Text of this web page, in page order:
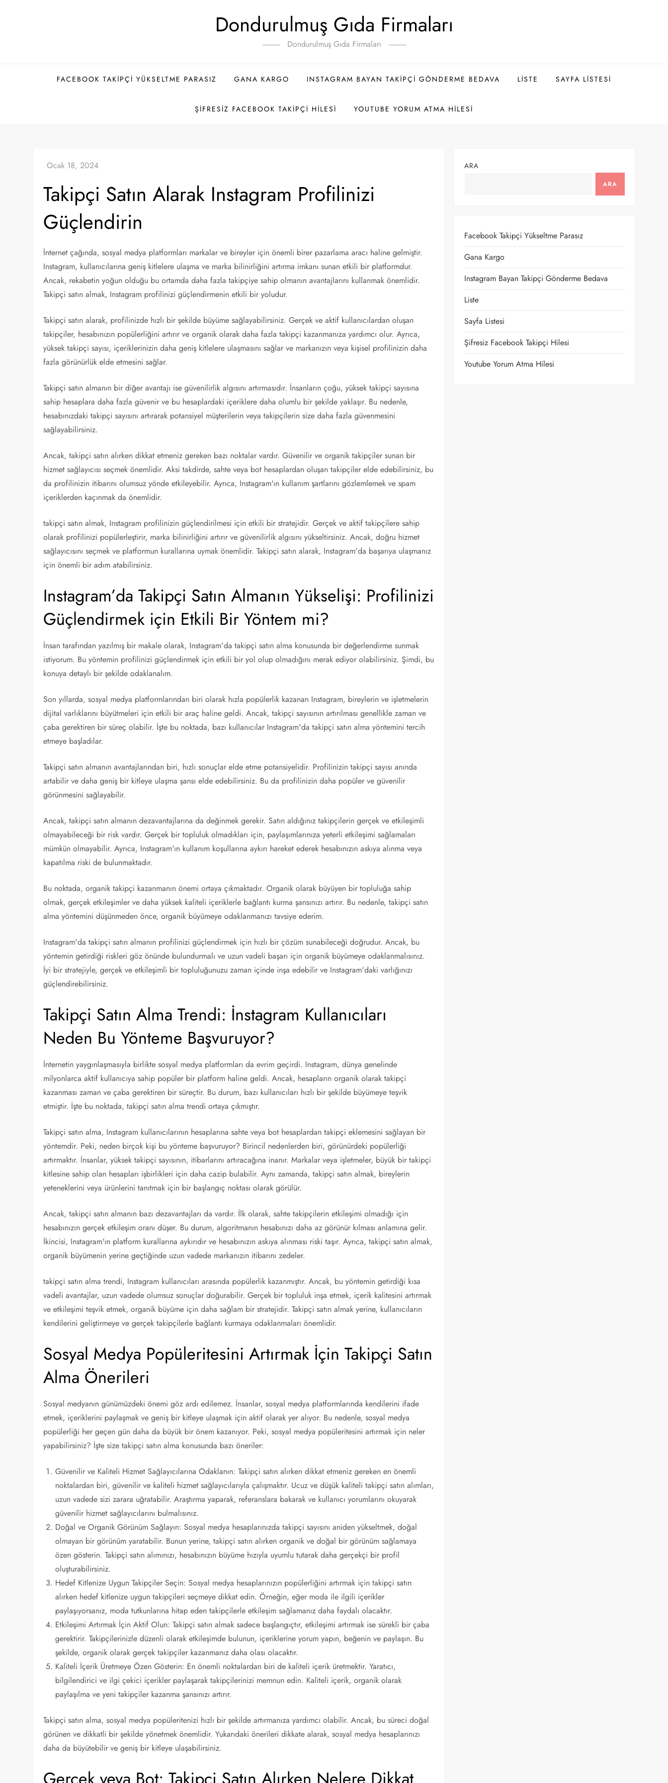
Dondurulmuş Gıda Firmaları
Dondurulmuş Gıda Firmaları
FACEBOOK TAKIPÇI YÜKSELTME PARASIZ GANA KARGO INSTAGRAM BAYAN TAKIPÇI GÖNDERME BEDAVA LISTE SAYFA LISTESI
ŞIFRESIZ FACEBOOK TAKIPÇI HILESI YOUTUBE YORUM ATMA HILESI
Takipçi Satın Alarak Instagram Profilinizi
Güçlendirin
İnternet çağında, sosyal medya platformları markalar ve bireyler için önemli birer pazarlama aracı haline gelmiştir.
Instagram, kullanıcılarına geniş kitlelere ulaşma ve marka bilinirliğini artırma imkanı sunan etkili bir platformdur.
Ancak, rekabetin yoğun olduğu bu ortamda daha fazla takipçiye sahip olmanın avantajlarını kullanmak önemlidir.
Takipçi satın almak, Instagram profilinizi güçlendirmenin etkili bir yoludur.
Takipçi satın alarak, profilinizde hızlı bir şekilde büyüme sağlayabilirsiniz. Gerçek ve aktif kullanıcılardan oluşan
takipçiler, hesabınızın popülerliğini artırır ve organik olarak daha fazla takipçi kazanmanıza yardımcı olur. Ayrıca,
yüksek takipçi sayısı, içeriklerinizin daha geniş kitlelere ulaşmasını sağlar ve markanızın veya kişisel profilinizin daha
fazla görünürlük elde etmesini sağlar.
Takipçi satın almanın bir diğer avantajı ise güvenilirlik algısını artırmasıdır. İnsanların çoğu, yüksek takipçi sayısına
sahip hesaplara daha fazla güvenir ve bu hesaplardaki içeriklere daha olumlu bir şekilde yaklaşır. Bu nedenle,
hesabınızdaki takipçi sayısını artırarak potansiyel müşterilerin veya takipçilerin size daha fazla güvenmesini
sağlayabilirsiniz.
Ancak, takipçi satın alırken dikkat etmeniz gereken bazı noktalar vardır. Güvenilir ve organik takipçiler sunan bir
hizmet sağlayıcısı seçmek önemlidir. Aksi takdirde, sahte veya bot hesaplardan oluşan takipçiler elde edebilirsiniz, bu
da profilinizin itibarını olumsuz yönde etkileyebilir. Ayrıca, Instagram'ın kullanım şartlarını gözlemlemek ve spam
içeriklerden kaçınmak da önemlidir.
takipçi satın almak, Instagram profilinizin güçlendirilmesi için etkili bir stratejidir. Gerçek ve aktif takipçilere sahip
olarak profilinizi popülerleştirir, marka bilinirliğini artırır ve güvenilirlik algısını yükseltirsiniz. Ancak, doğru hizmet
sağlayıcısını seçmek ve platformun kurallarına uymak önemlidir. Takipçi satın alarak, Instagram'da başarıya ulaşmanız
için önemli bir adım atabilirsiniz.
Instagram’da Takipçi Satın Almanın Yükselişi: Profilinizi
Güçlendirmek için Etkili Bir Yöntem mi?
İnsan tarafından yazılmış bir makale olarak, Instagram'da takipçi satın alma konusunda bir değerlendirme sunmak
istiyorum. Bu yöntemin profilinizi güçlendirmek için etkili bir yol olup olmadığını merak ediyor olabilirsiniz. Şimdi, bu
konuya detaylı bir şekilde odaklanalım.
Son yıllarda, sosyal medya platformlarından biri olarak hızla popülerlik kazanan Instagram, bireylerin ve işletmelerin
dijital varlıklarını büyütmeleri için etkili bir araç haline geldi. Ancak, takipçi sayısının artırılması genellikle zaman ve
çaba gerektiren bir süreç olabilir. İşte bu noktada, bazı kullanıcılar Instagram'da takipçi satın alma yöntemini tercih
etmeye başladılar.
Takipçi satın almanın avantajlarından biri, hızlı sonuçlar elde etme potansiyelidir. Profilinizin takipçi sayısı anında
artabilir ve daha geniş bir kitleye ulaşma şansı elde edebilirsiniz. Bu da profilinizin daha popüler ve güvenilir
görünmesini sağlayabilir.
Ancak, takipçi satın almanın dezavantajlarına da değinmek gerekir. Satın aldığınız takipçilerin gerçek ve etkileşimli
olmayabileceği bir risk vardır. Gerçek bir topluluk olmadıkları için, paylaşımlarınıza yeterli etkileşimi sağlamaları
mümkün olmayabilir. Ayrıca, Instagram'ın kullanım koşullarına aykırı hareket ederek hesabınızın askıya alınma veya
kapatılma riski de bulunmaktadır.
Bu noktada, organik takipçi kazanmanın önemi ortaya çıkmaktadır. Organik olarak büyüyen bir topluluğa sahip
olmak, gerçek etkileşimler ve daha yüksek kaliteli içeriklerle bağlantı kurma şansınızı artırır. Bu nedenle, takipçi satın
alma yöntemini düşünmeden önce, organik büyümeye odaklanmanızı tavsiye ederim.
Instagram'da takipçi satın almanın profilinizi güçlendirmek için hızlı bir çözüm sunabileceği doğrudur. Ancak, bu
yöntemin getirdiği riskleri göz önünde bulundurmalı ve uzun vadeli başarı için organik büyümeye odaklanmalısınız.
İyi bir stratejiyle, gerçek ve etkileşimli bir topluluğunuzu zaman içinde inşa edebilir ve Instagram'daki varlığınızı
güçlendirebilirsiniz.
Takipçi Satın Alma Trendi: İnstagram Kullanıcıları
Neden Bu Yönteme Başvuruyor?
İnternetin yaygınlaşmasıyla birlikte sosyal medya platformları da evrim geçirdi. Instagram, dünya genelinde
milyonlarca aktif kullanıcıya sahip popüler bir platform haline geldi. Ancak, hesapların organik olarak takipçi
kazanması zaman ve çaba gerektiren bir süreçtir. Bu durum, bazı kullanıcıları hızlı bir şekilde büyümeye teşvik
etmiştir. İşte bu noktada, takipçi satın alma trendi ortaya çıkmıştır.
Takipçi satın alma, Instagram kullanıcılarının hesaplarına sahte veya bot hesaplardan takipçi eklemesini sağlayan bir
yöntemdir. Peki, neden birçok kişi bu yönteme başvuruyor? Birincil nedenlerden biri, görünürdeki popülerliği
artırmaktır. İnsanlar, yüksek takipçi sayısının, itibarlarını artıracağına inanır. Markalar veya işletmeler, büyük bir takipçi
kitlesine sahip olan hesapları işbirlikleri için daha cazip bulabilir. Aynı zamanda, takipçi satın almak, bireylerin
yeteneklerini veya ürünlerini tanıtmak için bir başlangıç noktası olarak görülür.
Ancak, takipçi satın almanın bazı dezavantajları da vardır. İlk olarak, sahte takipçilerin etkileşimi olmadığı için
hesabınızın gerçek etkileşim oranı düşer. Bu durum, algoritmanın hesabınızı daha az görünür kılması anlamına gelir.
İkincisi, Instagram'ın platform kurallarına aykırıdır ve hesabınızın askıya alınması riski taşır. Ayrıca, takipçi satın almak,
organik büyümenin yerine geçtiğinde uzun vadede markanızın itibarını zedeler.
takipçi satın alma trendi, Instagram kullanıcıları arasında popülerlik kazanmıştır. Ancak, bu yöntemin getirdiği kısa
vadeli avantajlar, uzun vadede olumsuz sonuçlar doğurabilir. Gerçek bir topluluk inşa etmek, içerik kalitesini artırmak
ve etkileşimi teşvik etmek, organik büyüme için daha sağlam bir stratejidir. Takipçi satın almak yerine, kullanıcıların
kendilerini geliştirmeye ve gerçek takipçilerle bağlantı kurmaya odaklanmaları önemlidir.
Sosyal Medya Popüleritesini Artırmak İçin Takipçi Satın
Alma Önerileri
Sosyal medyanın günümüzdeki önemi göz ardı edilemez. İnsanlar, sosyal medya platformlarında kendilerini ifade
etmek, içeriklerini paylaşmak ve geniş bir kitleye ulaşmak için aktif olarak yer alıyor. Bu nedenle, sosyal medya
popülerliği her geçen gün daha da büyük bir önem kazanıyor. Peki, sosyal medya popüleritesini artırmak için neler
yapabilirsiniz? İşte size takipçi satın alma konusunda bazı öneriler:
Güvenilir ve Kaliteli Hizmet Sağlayıcılarına Odaklanın: Takipçi satın alırken dikkat etmeniz gereken en önemli
noktalardan biri, güvenilir ve kaliteli hizmet sağlayıcılarıyla çalışmaktır. Ucuz ve düşük kaliteli takipçi satın alımları,
uzun vadede sizi zarara uğratabilir. Araştırma yaparak, referanslara bakarak ve kullanıcı yorumlarını okuyarak
güvenilir hizmet sağlayıcılarını bulmalısınız.
Doğal ve Organik Görünüm Sağlayın: Sosyal medya hesaplarınızda takipçi sayısını aniden yükseltmek, doğal
olmayan bir görünüm yaratabilir. Bunun yerine, takipçi satın alırken organik ve doğal bir görünüm sağlamaya
özen gösterin. Takipçi satın alımınızı, hesabınızın büyüme hızıyla uyumlu tutarak daha gerçekçi bir profil
oluşturabilirsiniz.
Hedef Kitlenize Uygun Takipçiler Seçin: Sosyal medya hesaplarınızın popülerliğini artırmak için takipçi satın
alırken hedef kitlenize uygun takipçileri seçmeye dikkat edin. Örneğin, eğer moda ile ilgili içerikler
paylaşıyorsanız, moda tutkunlarına hitap eden takipçilerle etkileşim sağlamanız daha faydalı olacaktır.
Etkileşimi Artırmak İçin Aktif Olun: Takipçi satın almak sadece başlangıçtır, etkileşimi artırmak ise sürekli bir çaba
gerektirir. Takipçilerinizle düzenli olarak etkileşimde bulunun, içeriklerine yorum yapın, beğenin ve paylaşın. Bu
şekilde, organik olarak gerçek takipçiler kazanmanız daha olası olacaktır.
Kaliteli İçerik Üretmeye Özen Gösterin: En önemli noktalardan biri de kaliteli içerik üretmektir. Yaratıcı,
bilgilendirici ve ilgi çekici içerikler paylaşarak takipçilerinizi memnun edin. Kaliteli içerik, organik olarak
paylaşılma ve yeni takipçiler kazanma şansınızı artırır.
Takipçi satın alma, sosyal medya popüleritenizi hızlı bir şekilde artırmanıza yardımcı olabilir. Ancak, bu süreci doğal
görünen ve dikkatli bir şekilde yönetmek önemlidir. Yukarıdaki önerileri dikkate alarak, sosyal medya hesaplarınızı
daha da büyütebilir ve geniş bir kitleye ulaşabilirsiniz.
ARA
ARA
Facebook Takipçi Yükseltme Parasız
Gana Kargo
Instagram Bayan Takipçi Gönderme Bedava
Liste
Sayfa Listesi
Şifresiz Facebook Takipçi Hilesi
Youtube Yorum Atma Hilesi